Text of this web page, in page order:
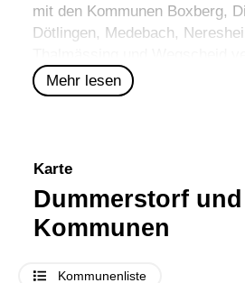
mit den Kommunen Boxberg,
Dötlingen, Medebach,
Mehr lesen
Karte
Dummerstorf
Kommunen
Kommunenliste